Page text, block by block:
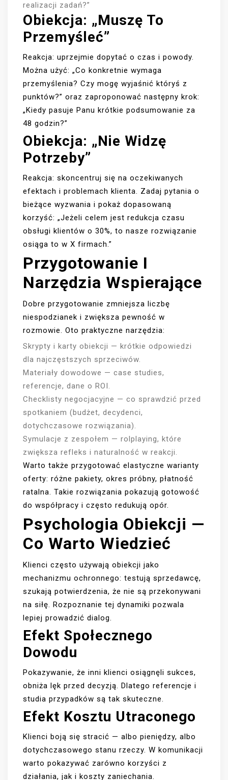
realizacji zadań?”
Obiekcja: „Muszę To
Przemyśleć”
Reakcja: uprzejmie dopytać o czas i powody.
Można użyć: „Co konkretnie wymaga
przemyślenia? Czy mogę wyjaśnić któryś z
punktów?” oraz zaproponować następny krok:
„Kiedy pasuje Panu krótkie podsumowanie za
48 godzin?”
Obiekcja: „Nie Widzę
Potrzeby”
Reakcja: skoncentruj się na oczekiwanych
efektach i problemach klienta. Zadaj pytania o
bieżące wyzwania i pokaż dopasowaną
korzyść: „Jeżeli celem jest redukcja czasu
obsługi klientów o 30%, to nasze rozwiązanie
osiąga to w X firmach.”
Przygotowanie I
Narzędzia Wspierające
Dobre przygotowanie zmniejsza liczbę
niespodzianek i zwiększa pewność w
rozmowie. Oto praktyczne narzędzia:
Skrypty i karty obiekcji — krótkie odpowiedzi
dla najczęstszych sprzeciwów.
Materiały dowodowe — case studies,
referencje, dane o ROI.
Checklisty negocjacyjne — co sprawdzić przed
spotkaniem (budżet, decydenci,
dotychczasowe rozwiązania).
Symulacje z zespołem — rolplaying, które
zwiększa refleks i naturalność w reakcji.
Warto także przygotować elastyczne warianty
oferty: różne pakiety, okres próbny, płatność
ratalna. Takie rozwiązania pokazują gotowość
do współpracy i często redukują opór.
Psychologia Obiekcji —
Co Warto Wiedzieć
Klienci często używają obiekcji jako
mechanizmu ochronnego: testują sprzedawcę,
szukają potwierdzenia, że nie są przekonywani
na siłę. Rozpoznanie tej dynamiki pozwala
lepiej prowadzić dialog.
Efekt Społecznego
Dowodu
Pokazywanie, że inni klienci osiągnęli sukces,
obniża lęk przed decyzją. Dlatego referencje i
studia przypadków są tak skuteczne.
Efekt Kosztu Utraconego
Klienci boją się stracić — albo pieniędzy, albo
dotychczasowego stanu rzeczy. W komunikacji
warto pokazywać zarówno korzyści z
działania, jak i koszty zaniechania.